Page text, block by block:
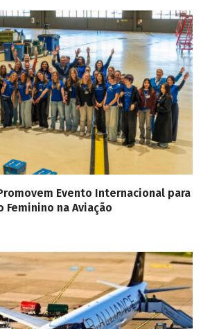
Evento Internacional para
Feminino na Aviação